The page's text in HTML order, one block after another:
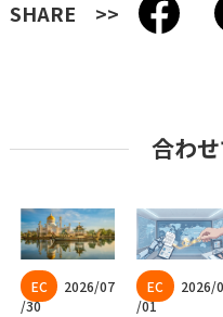
SHARE
合わ
2026/07
/30
2026/
/01